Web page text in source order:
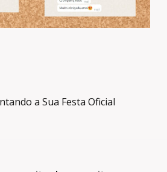
a Sua Festa Oficial